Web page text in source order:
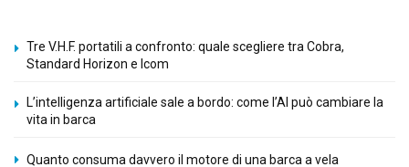
Tre V.H.F. portatili a confronto: quale scegliere tra Cobra,
Standard Horizon e Icom
L’intelligenza artificiale sale a bordo: come l’AI può cambiare la
vita in barca
Quanto consuma davvero il motore di una barca a vela